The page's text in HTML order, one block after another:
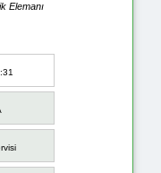
Elemanı